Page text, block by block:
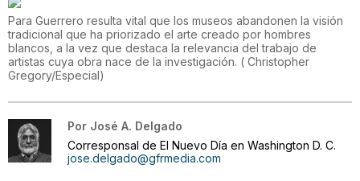
Para Guerrero resulta vital que los museos abandonen la visión
tradicional que ha priorizado el arte creado por hombres
blancos, a la vez que destaca la relevancia del trabajo de
artistas cuya obra nace de la investigación. ( Christopher
Gregory/Especial)
Por José A. Delgado
Corresponsal de El Nuevo Día en Washington D. C.
jose.delgado@gfrmedia.com